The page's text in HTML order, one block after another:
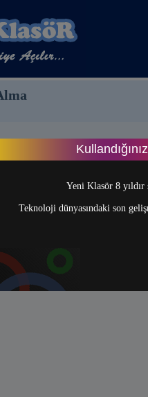
Yeni Klasör 8
Teknoloji dünyasındaki son